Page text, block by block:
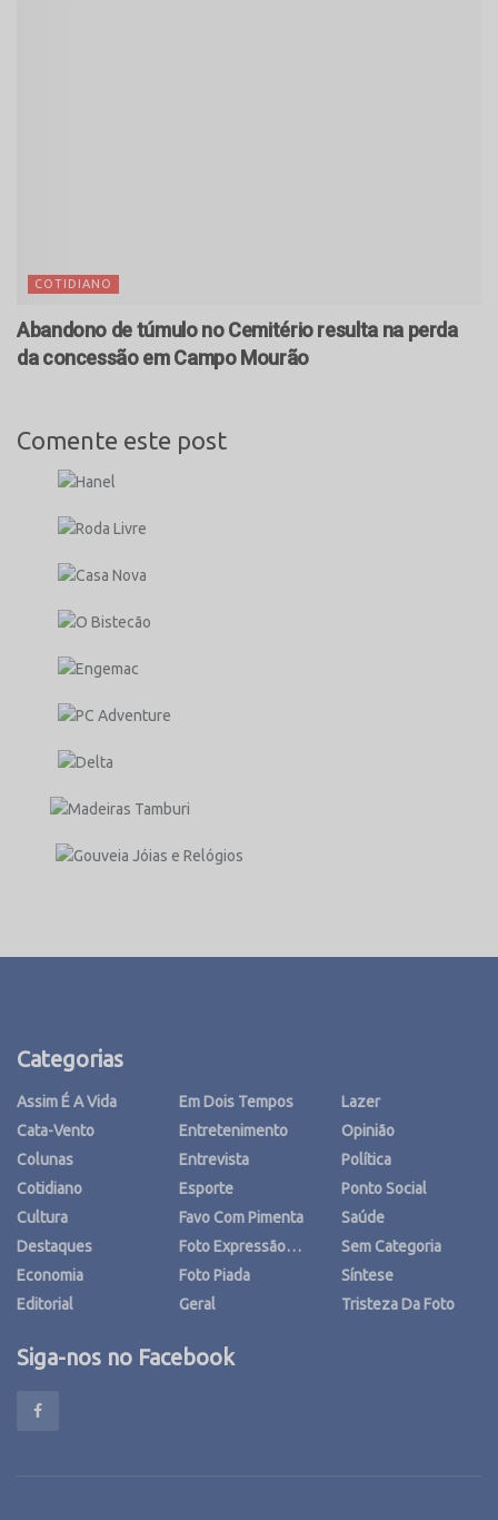
COTIDIANO
Abandono de túmulo no Cemitério resulta na perda
da concessão em Campo Mourão
Comente este post
Categorias
Assim É A Vida
Cata-Vento
Colunas
Cotidiano
Cultura
Destaques
Economia
Editorial
Em Dois Tempos
Entretenimento
Entrevista
Esporte
Favo Com Pimenta
Foto Expressão…
Foto Piada
Geral
Lazer
Opinião
Política
Ponto Social
Saúde
Sem Categoria
Síntese
Tristeza Da Foto
Siga-nos no Facebook